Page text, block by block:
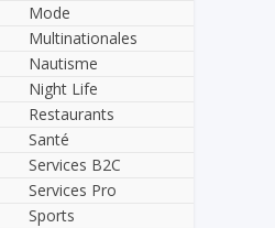
Mode
Multinationales
Nautisme
Night Life
Restaurants
Santé
Services B2C
Services Pro
Sports